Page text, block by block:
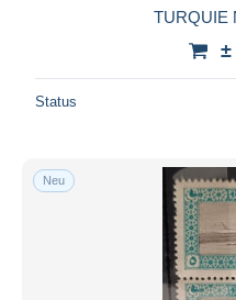
TURQUIE
±
Status
Neu